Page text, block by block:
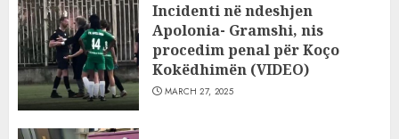
Incidenti në ndeshjen
Apolonia- Gramshi, nis
procedim penal për Koço
Kokëdhimën (VIDEO)
MARCH 27, 2025